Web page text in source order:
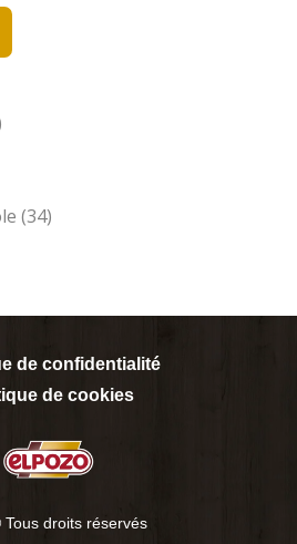
(34)
de confidentialité
de cookies
droits réservés